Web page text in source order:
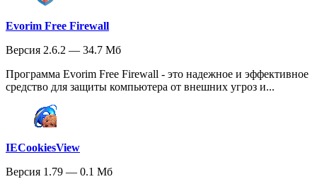
Evorim Free Firewall
Версия 2.6.2 — 34.7 Мб
Программа Evorim Free Firewall - это надежное и эффективное
средство для защиты компьютера от внешних угроз и...
IECookiesView
Версия 1.79 — 0.1 Мб